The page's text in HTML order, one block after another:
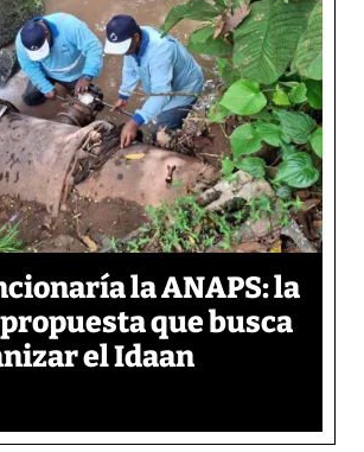
la ANAPS: la
que busca
el Idaan